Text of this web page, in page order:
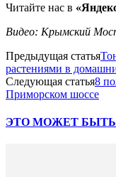
Читайте нас в
Видео: Крымский
Предыдущая статья
растениями в
Следующая статья8
Приморском шоссе
ЭТО МОЖЕТ